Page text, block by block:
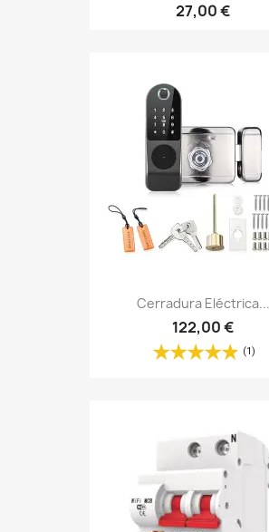
27,00 €
Cerradura Eléctrica...
122,00 €
(1)